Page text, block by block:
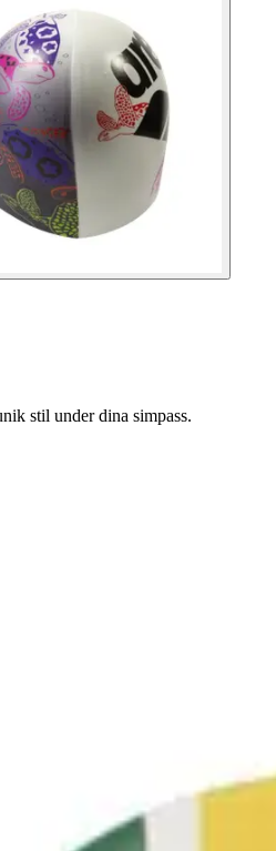
stil under dina simpass.